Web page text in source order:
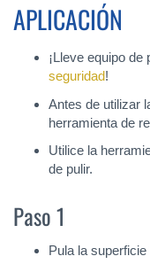
APLICACIÓN
¡Lleve equipo de
seguridad!
Antes de utilizar
herramienta de
Utilice la
de pulir.
Paso 1
Pula la